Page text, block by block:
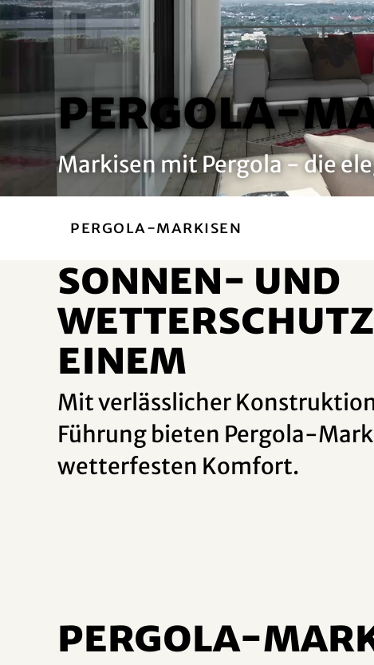
Pergola-
Markisen mit Pergola - die
Pergola-Markisen
Sonnen- und
einem
Mit verlässlicher
Führung bieten Pergola-
wetterfesten Komfort.
PERGOLA-